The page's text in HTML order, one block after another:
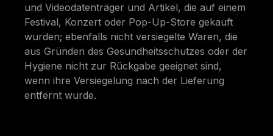
und Videodatenträger und Artikel, die auf einem
Festival, Konzert oder Pop-Up-Store gekauft
wurden; ebenfalls nicht versiegelte Waren, die
aus Gründen des Gesundheitsschutzes oder der
Hygiene nicht zur Rückgabe geeignet sind,
wenn ihre Versiegelung nach der Lieferung
entfernt wurde.